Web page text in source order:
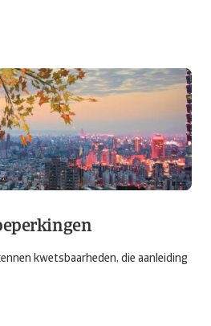
kwetsbaarheden, die aanleiding